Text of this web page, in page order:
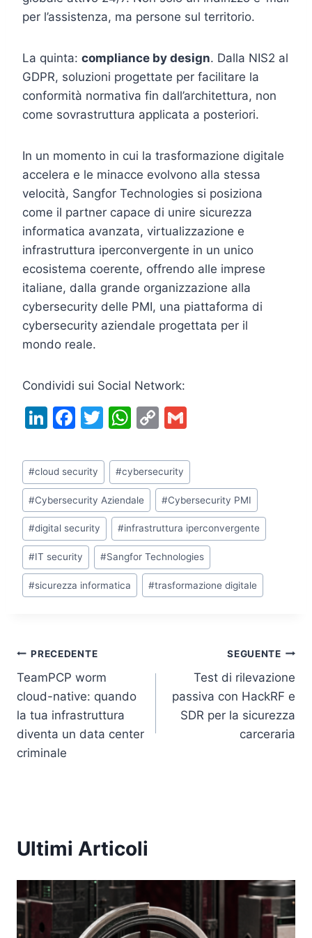
per l’assistenza, ma persone sul territorio.
La quinta: compliance by design. Dalla NIS2 al
GDPR, soluzioni progettate per facilitare la
conformità normativa fin dall’architettura, non
come sovrastruttura applicata a posteriori.
In un momento in cui la trasformazione digitale
accelera e le minacce evolvono alla stessa
velocità, Sangfor Technologies si posiziona
come il partner capace di unire sicurezza
informatica avanzata, virtualizzazione e
infrastruttura iperconvergente in un unico
ecosistema coerente, offrendo alle imprese
italiane, dalla grande organizzazione alla
cybersecurity delle PMI, una piattaforma di
cybersecurity aziendale progettata per il
mondo reale.
Condividi sui Social Network:
Li
k
e
dI
n
F
c
e
b
o
o
k
T
itt
er
W
at
s
A
p
p
C
p
y
Li
n
k
ai
l
Tag
articolo:
#cloud security #cybersecurity
#Cybersecurity Aziendale #Cybersecurity PMI
#digital security #infrastruttura iperconvergente
#IT security #Sangfor Technologies
#sicurezza informatica #trasformazione digitale
Navigazione
articoli
PRECEDENTE
TeamPCP worm
cloud-native: quando
la tua infrastruttura
diventa un data center
criminale
SEGUENTE
Test di rilevazione
passiva con HackRF e
SDR per la sicurezza
carceraria
Ultimi Articoli